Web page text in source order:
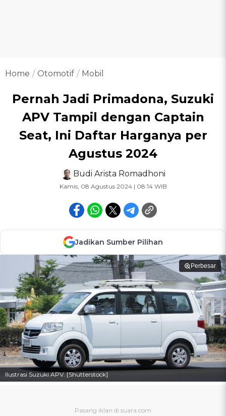
Home Otomotif Mobil
Pernah Jadi Primadona, Suzuki
APV Tampil dengan Captain
Seat, Ini Daftar Harganya per
Agustus 2024
Budi Arista Romadhoni
Kamis, 08 Agustus 2024 | 08:14 WIB
Jadikan Sumber Pilihan
Perbesar
Ilustrasi Suzuki APV. [Shutterstock]